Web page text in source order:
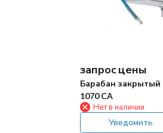
запрос цены
Барабан закрытый
1070 CA
Нет в наличии
Уведомить